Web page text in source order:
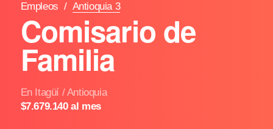
Empleos / Antioquia 3
Comisario de
Familia
En Itagüí / Antioquia
$7.679.140 al mes